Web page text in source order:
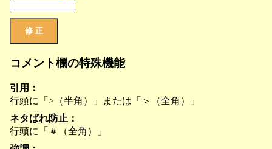
コメント欄の特殊機能
引用：
行頭に「>（半角）」または「＞（全角）」
ネタばれ防止：
行頭に「＃（全角）」